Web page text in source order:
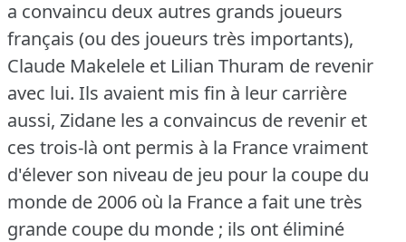
a convaincu deux autres grands joueurs
français (ou des joueurs très importants),
Claude Makelele et Lilian Thuram de revenir
avec lui. Ils avaient mis fin à leur carrière
aussi, Zidane les a convaincus de revenir et
ces trois-là ont permis à la France vraiment
d'élever son niveau de jeu pour la coupe du
monde de 2006 où la France a fait une très
grande coupe du monde ; ils ont éliminé